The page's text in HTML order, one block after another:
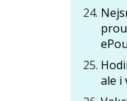
ale i